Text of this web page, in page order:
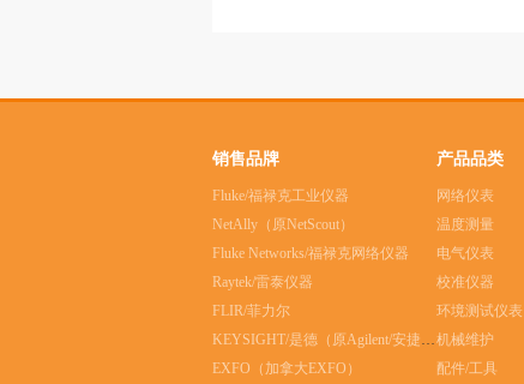
销售品牌
Fluke/福禄克工业仪器
NetAlly（原NetScout）
Fluke Networks/福禄克网络仪器
Raytek/雷泰仪器
FLIR/菲力尔
KEYSIGHT/是德（原Agilent/安捷伦）
EXFO（加拿大EXFO）
产品品类
网络仪表
温度测量
电气仪表
校准仪器
环境测试仪表
机械维护
配件/工具